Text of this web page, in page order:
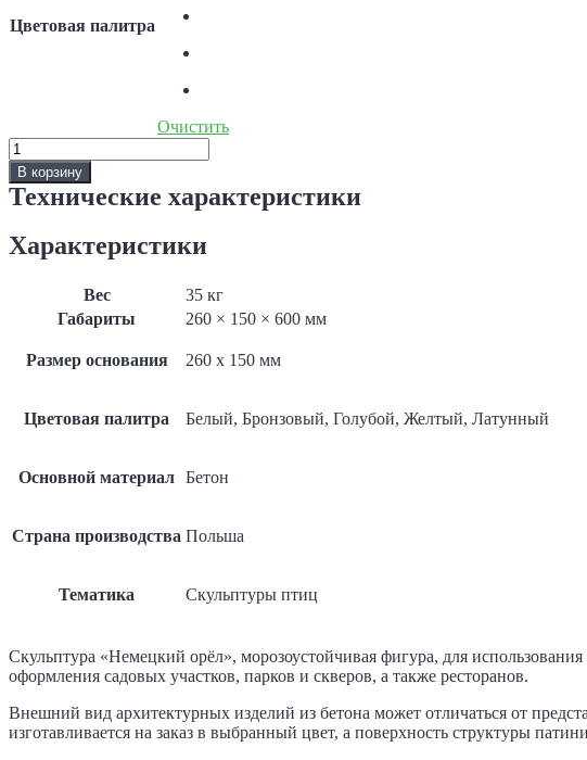
Цветовая палитра
Очистить
Количество
Скульптура
«Немецкий
орёл»
В корзину
Технические характеристики
Характеристики
Вес
35 кг
Габариты
260 × 150 × 600 мм
Размер основания 260 x 150 мм
Цветовая палитра Белый, Бронзовый, Голубой, Желтый, Латунный
Основной материал Бетон
Страна производства Польша
Тематика Скульптуры птиц
Скульптура «Немецкий орёл», морозоустойчивая фигура, для
оформления садовых участков, парков и скверов, а также ресторанов.
Внешний вид архитектурных изделий из бетона может отличаться от
изготавливается на заказ в выбранный цвет, а поверхность структуры